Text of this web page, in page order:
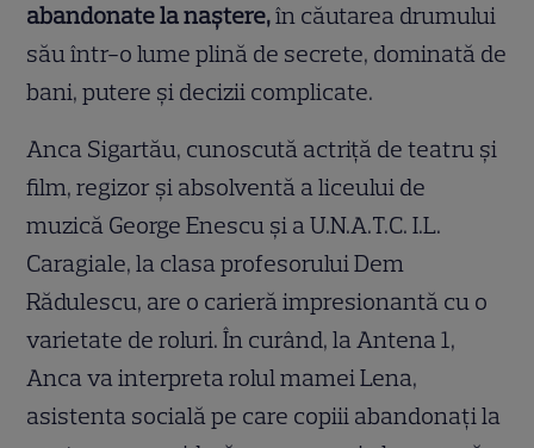
abandonate la naștere,în căutarea drumului
său într-o lume plină de secrete, dominată de
bani, putere și decizii complicate.
Anca Sigartău, cunoscută actriță de teatru și
film, regizor și absolventă a liceului de
muzică George Enescu și a U.N.A.T.C. I.L.
Caragiale, la clasa profesorului Dem
Rădulescu, are o carieră impresionantă cu o
varietate de roluri. În curând, la Antena 1,
Anca va interpreta rolul mamei Lena,
asistenta socială pe care copiii abandonați la